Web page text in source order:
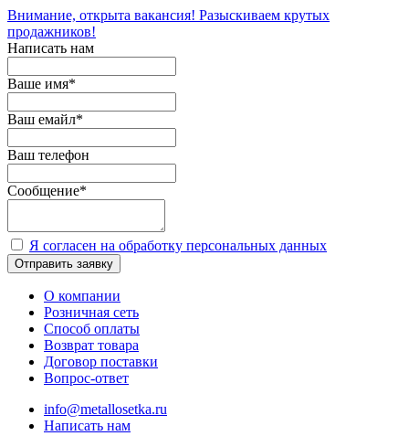
Внимание, открыта вакансия! Разыскиваем крутых
продажников!
Написать нам
Ваше имя*
Ваш емайл*
Ваш телефон
Сообщение*
Я согласен на обработку персональных данных
Отправить заявку
О компании
Розничная сеть
Способ оплаты
Возврат товара
Договор поставки
Вопрос-ответ
info@metallosetka.ru
Написать нам